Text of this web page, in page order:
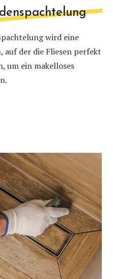
wird eine
auf der die Fliesen perfekt
um ein makelloses